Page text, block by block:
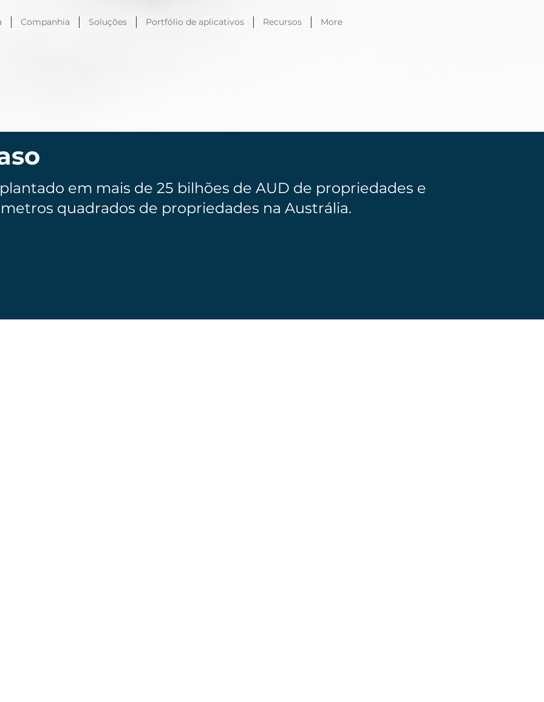
Companhia Soluções Portfólio de aplicativos Recursos More
em mais de 25 bilhões de AUD de propriedades e
quadrados de propriedades na Austrália.